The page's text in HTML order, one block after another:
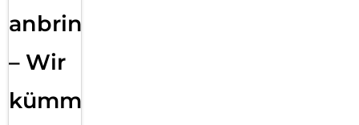
anbringen
– Wir
kümmern